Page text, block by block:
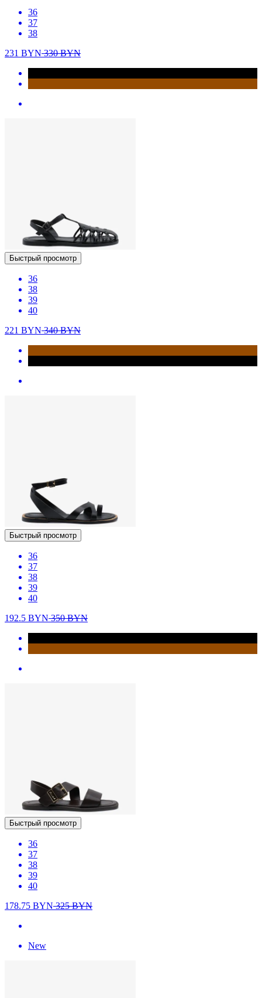
36
37
38
231 BYN330BYN
Быстрый просмотр
36
38
39
40
221 BYN340BYN
Быстрый просмотр
36
37
38
39
40
192.5 BYN350BYN
Быстрый просмотр
36
37
38
39
40
178.75 BYN325BYN
New